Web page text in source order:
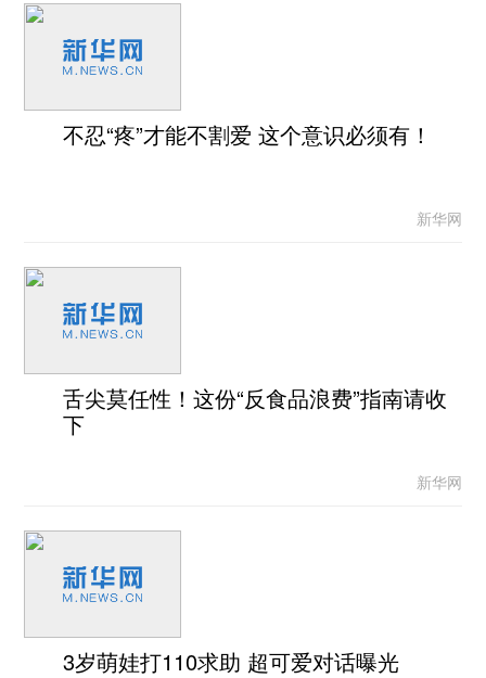
不忍“疼”才能不割爱 这个意识必须有！
新华网
舌尖莫任性！这份“反食品浪费”指南请收
下
新华网
3岁萌娃打110求助 超可爱对话曝光